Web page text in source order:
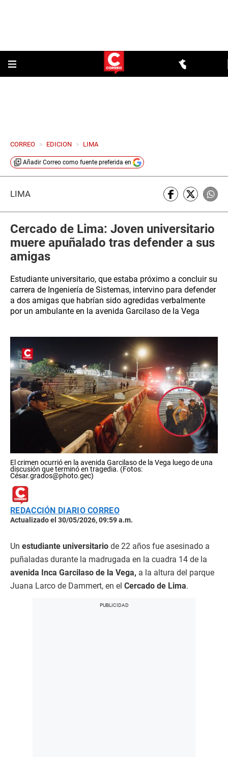
CORREO > EDICION > LIMA
Añadir Correo como fuente preferida en
LIMA
Cercado de Lima: Joven universitario
muere apuñalado tras defender a sus
amigas
Estudiante universitario, que estaba próximo a concluir su
carrera de Ingeniería de Sistemas, intervino para defender
a dos amigas que habrían sido agredidas verbalmente
por un ambulante en la avenida Garcilaso de la Vega
El crimen ocurrió en la avenida Garcilaso de la Vega luego de una
discusión que terminó en tragedia. (Fotos:
César.grados@photo.gec)
REDACCIÓN DIARIO CORREO
Actualizado el 30/05/2026, 09:59 a.m.
Un estudiante universitario de 22 años fue asesinado a
puñaladas durante la madrugada en la cuadra 14 de la
avenida Inca Garcilaso de la Vega, a la altura del parque
Juana Larco de Dammert, en el Cercado de Lima.